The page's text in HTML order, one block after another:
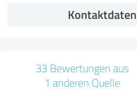
Kontaktdaten
33 Bewertungen aus
1 anderen Quelle